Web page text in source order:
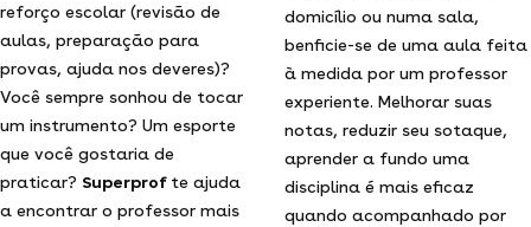
reforço escolar (revisão de
aulas, preparação para
provas, ajuda nos deveres)?
Você sempre sonhou de tocar
um instrumento? Um esporte
que você gostaria de
praticar? Superprof te ajuda
a encontrar o professor mais
domicílio ou numa sala,
benficie-se de uma aula feita
à medida por um professor
experiente. Melhorar suas
notas, reduzir seu sotaque,
aprender a fundo uma
disciplina é mais eficaz
quando acompanhado por